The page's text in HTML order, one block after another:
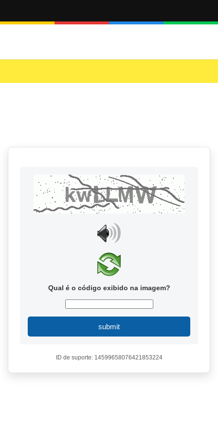
Qual é o código exibido na imagem?
submit
ID de suporte: 14599658076421853224